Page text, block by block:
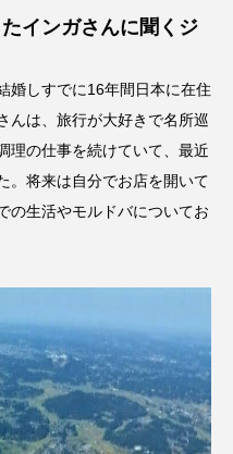
インガさんに聞くジ
婚しすでに16年間日本に在住
んは、旅行が大好きで名所巡
理の仕事を続けていて、最近
。将来は自分でお店を開いて
の生活やモルドバについてお